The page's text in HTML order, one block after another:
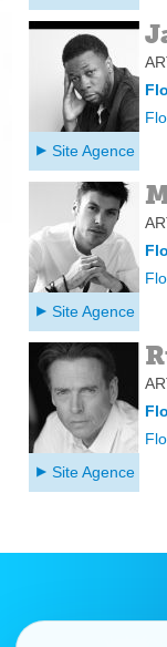
Site Agence
Site Agence
Site Agence